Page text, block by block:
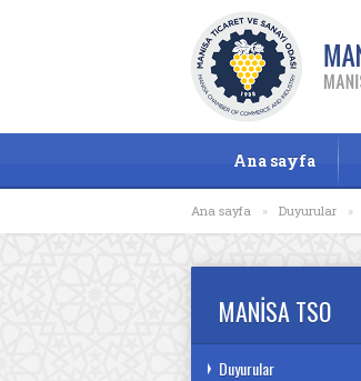
Ana sayfa
Ana sayfa » Duyurular »
MANİSA TSO
Duyurular